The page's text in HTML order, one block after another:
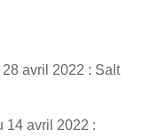
avril 2022 : Salt
14 avril 2022 :